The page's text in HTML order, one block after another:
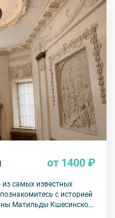
экскурсии для
ФИО, дату
паспорта.
от 1400 ₽
самых известных
с историей
Матильды Кшесинской.